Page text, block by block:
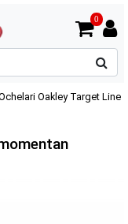
0
Oakley Target Line